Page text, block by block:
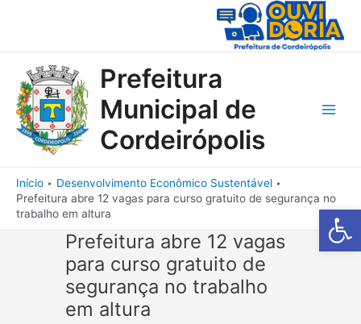
Barra de
Prefeitura
Municipal de
Cordeirópolis
Início
Desenvolvimento Econômico Sustentável
Prefeitura abre 12 vagas para curso gratuito de segurança no
trabalho em altura
Prefeitura abre 12 vagas
para curso gratuito de
segurança no trabalho
em altura